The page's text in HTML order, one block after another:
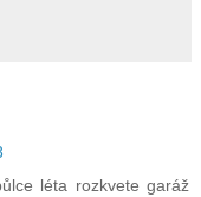
léta rozkvete garáž